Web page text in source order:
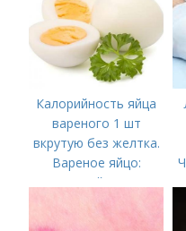
Калорийность яйца
вареного 1 шт
вкрутую без желтка.
Вареное яйцо:
калорийность